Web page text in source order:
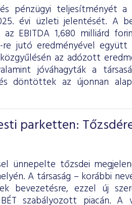
pénzügyi teljesítményét a
évi üzleti jelentését. A
az EBITDA 1,680 milliárd
re jutó eredményével
az adózott
jóváhagyták a
döntöttek az újonnan
parketten:
ünnepelte tőzsdei
A társaság – korábbi
bevezetésre, ezzel új
szabályozott piacán. A